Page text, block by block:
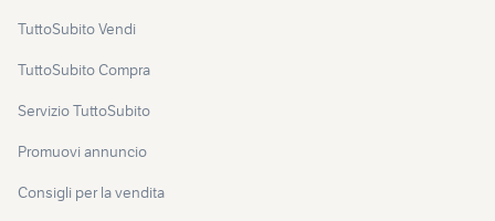
TuttoSubito Vendi
TuttoSubito Compra
Servizio TuttoSubito
Promuovi annuncio
Consigli per la vendita